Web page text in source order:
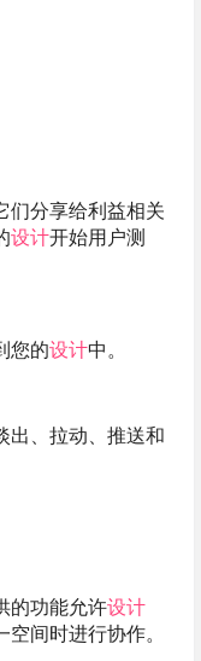
们分享给利益相关
设计开始用户测
您的设计中。
出、拉动、推送和
的功能允许设计
间时进行协作。